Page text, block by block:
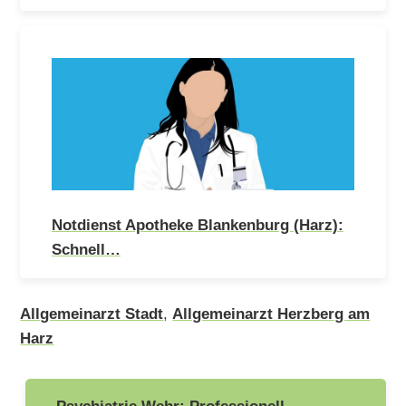
Notdienst Apotheke Blankenburg (Harz):
Schnell…
Allgemeinarzt Stadt, Allgemeinarzt Herzberg am
Harz
Beitragsnavigation